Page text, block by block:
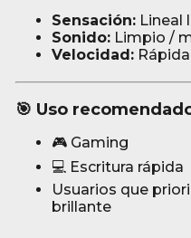
Sensación:Lineal
Sonido:Limpio /
Velocidad:Rápida
🎯 Uso
🎮 Gaming
💻 Escritura rápida
Usuarios que
brillante